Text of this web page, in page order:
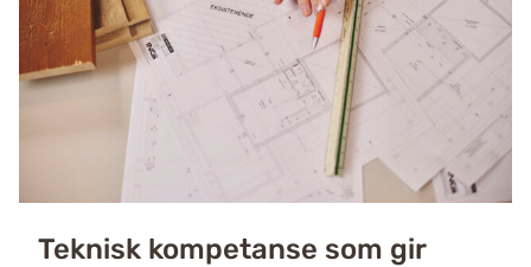
Teknisk kompetanse som gir